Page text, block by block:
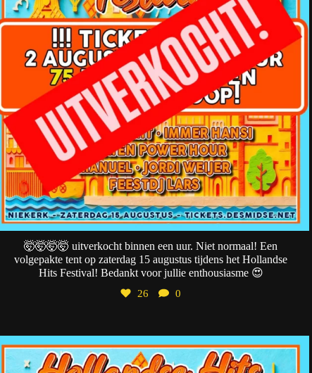
🤯🤯🤯🤯 uitverkocht binnen een uur. Niet normaal! Een
volgepakte tent op zaterdag 15 augustus tijdens het Hollandse
Hits Festival! Bedankt voor jullie enthousiasme 😍
26 0
desmidse
Aug 2